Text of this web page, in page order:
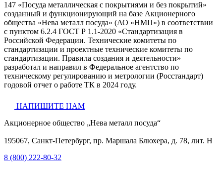
147 «Посуда металлическая с покрытиями и без покрытий»
созданный и функционирующий на базе Акционерного
общества «Нева металл посуда» (АО «НМП») в соответствии
с пунктом 6.2.4 ГОСТ Р 1.1-2020 «Стандартизация в
Российской Федерации. Технические комитеты по
стандартизации и проектные технические комитеты по
стандартизации. Правила создания и деятельности»
разработал и направил в Федеральное агентство по
техническому регулированию и метрологии (Росстандарт)
годовой отчет о работе ТК в 2024 году.
НАПИШИТЕ НАМ
Акционерное общество „Нева металл посуда“
195067, Санкт-Петербург, пр. Маршала Блюхера, д. 78, лит. Н
8 (800) 222-80-32